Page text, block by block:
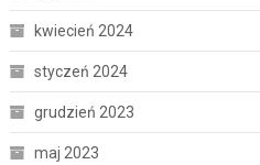
kwiecień 2024
styczeń 2024
grudzień 2023
maj 2023